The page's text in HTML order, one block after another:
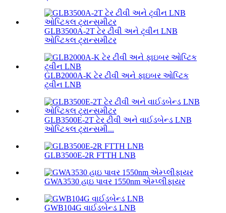
GLB3500A-2T ટેર ટીવી અને ટ્વીન LNB
ઓપ્ટિકલ ટ્રાન્સમીટર
GLB2000A-K ટેર ટીવી અને ફાઇબર ઓપ્ટિક
ટ્વીન LNB
GLB3500E-2T ટેર ટીવી અને વાઈડબેન્ડ LNB
ઓપ્ટિકલ ટ્રાન્સમી...
GLB3500E-2R FTTH LNB
GWA3530 હાઇ પાવર 1550nm એમ્પ્લીફાયર
GWB104G વાઈડબેન્ડ LNB